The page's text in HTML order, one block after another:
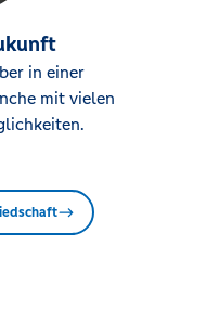
in einer
mit vielen